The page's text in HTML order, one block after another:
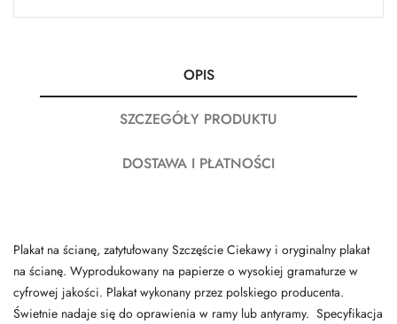
OPIS
SZCZEGÓŁY PRODUKTU
DOSTAWA I PŁATNOŚCI
Plakat na ścianę, zatytułowany Szczęście Ciekawy i oryginalny plakat
na ścianę. Wyprodukowany na papierze o wysokiej gramaturze w
cyfrowej jakości. Plakat wykonany przez polskiego producenta.
Świetnie nadaje się do oprawienia w ramy lub antyramy. Specyfikacja